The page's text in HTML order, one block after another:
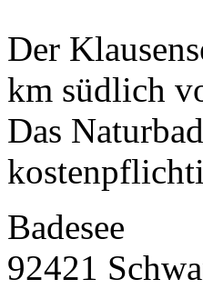
Der
km südlich
Das
Badesee
92421